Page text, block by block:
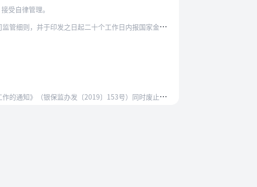
受自律管理。
于印发之日起二十个工作日内报国家金融监督管理总局。
〔2019〕153号）同时废止。本办法施行前发布的相关监管规…